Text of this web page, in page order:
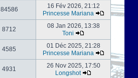
84586
16 Fév 2026, 21:12
Princesse Mariana
8712
08 Jan 2026, 13:38
Toni
4585
01 Déc 2025, 21:28
Princesse Mariana
4931
26 Nov 2025, 17:50
Longshot